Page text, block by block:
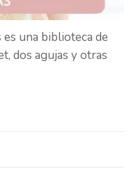
una biblioteca de
dos agujas y otras